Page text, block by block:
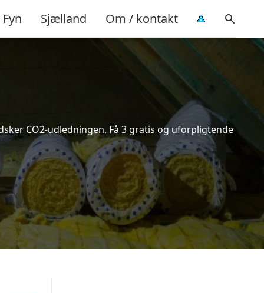
Fyn Sjælland Om / kontakt
CO2-udledningen. Få 3 gratis og uforpligtende